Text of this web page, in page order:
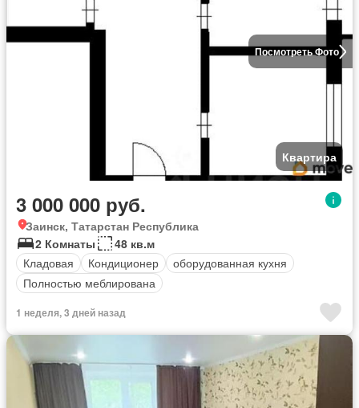
Посмотреть Фото
Квартира
3 000 000 руб.
Заинск, Татарстан Республика
2 Комнаты
48 кв.м
Кладовая
Кондиционер
оборудованная кухня
Полностью меблирована
1 неделя, 3 дней назад